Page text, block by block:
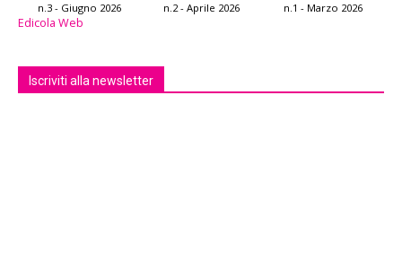
n.3 - Giugno 2026 n.2 - Aprile 2026 n.1 - Marzo 2026
Edicola Web
Iscriviti alla newsletter